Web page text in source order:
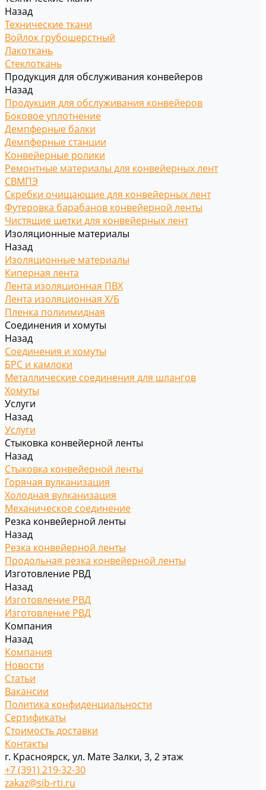
Назад
Технические ткани
Войлок грубошерстный
Лакоткань
Стеклоткань
Продукция для обслуживания конвейеров
Назад
Продукция для обслуживания конвейеров
Боковое уплотнение
Демпферные балки
Демпферные станции
Конвейерные ролики
Ремонтные материалы для конвейерных лент
СВМПЭ
Скребки очищающие для конвейерных лент
Футеровка барабанов конвейерной ленты
Чистящие щетки для конвейерных лент
Изоляционные материалы
Назад
Изоляционные материалы
Киперная лента
Лента изоляционная ПВХ
Лента изоляционная Х/Б
Пленка полиимидная
Соединения и хомуты
Назад
Соединения и хомуты
БРС и камлоки
Металлические соединения для шлангов
Хомуты
Услуги
Назад
Услуги
Стыковка конвейерной ленты
Назад
Стыковка конвейерной ленты
Горячая вулканизация
Холодная вулканизация
Механическое соединение
Резка конвейерной ленты
Назад
Резка конвейерной ленты
Продольная резка конвейерной ленты
Изготовление РВД
Назад
Изготовление РВД
Изготовление РВД
Компания
Назад
Компания
Новости
Статьи
Вакансии
Политика конфиденциальности
Сертификаты
Стоимость доставки
Контакты
г. Красноярск, ул. Мате Залки, 3, 2 этаж
+7 (391) 219-32-30
zakaz@sib-rti.ru